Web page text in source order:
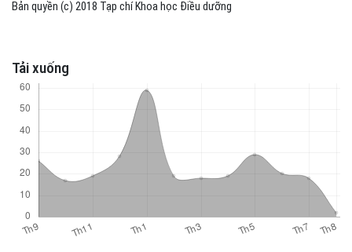
Tải xuống
Bản quyền (c) 2018 Tạp chí Khoa học Điều dưỡng